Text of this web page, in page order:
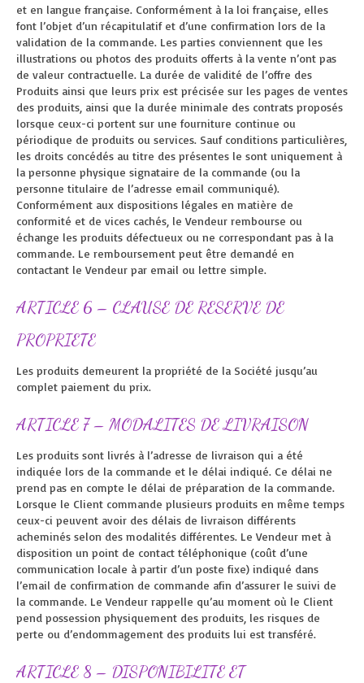
et en langue française. Conformément à la loi française, elles
font l’objet d’un récapitulatif et d’une confirmation lors de la
validation de la commande. Les parties conviennent que les
illustrations ou photos des produits offerts à la vente n’ont pas
de valeur contractuelle. La durée de validité de l’offre des
Produits ainsi que leurs prix est précisée sur les pages de ventes
des produits, ainsi que la durée minimale des contrats proposés
lorsque ceux-ci portent sur une fourniture continue ou
périodique de produits ou services. Sauf conditions particulières,
les droits concédés au titre des présentes le sont uniquement à
la personne physique signataire de la commande (ou la
personne titulaire de l’adresse email communiqué).
Conformément aux dispositions légales en matière de
conformité et de vices cachés, le Vendeur rembourse ou
échange les produits défectueux ou ne correspondant pas à la
commande. Le remboursement peut être demandé en
contactant le Vendeur par email ou lettre simple.
ARTICLE 6 – CLAUSE DE RESERVE DE
PROPRIETE
Les produits demeurent la propriété de la Société jusqu’au
complet paiement du prix.
ARTICLE 7 – MODALITES DE LIVRAISON
Les produits sont livrés à l’adresse de livraison qui a été
indiquée lors de la commande et le délai indiqué. Ce délai ne
prend pas en compte le délai de préparation de la commande.
Lorsque le Client commande plusieurs produits en même temps
ceux-ci peuvent avoir des délais de livraison différents
acheminés selon des modalités différentes. Le Vendeur met à
disposition un point de contact téléphonique (coût d’une
communication locale à partir d’un poste fixe) indiqué dans
l’email de confirmation de commande afin d’assurer le suivi de
la commande. Le Vendeur rappelle qu’au moment où le Client
pend possession physiquement des produits, les risques de
perte ou d’endommagement des produits lui est transféré.
ARTICLE 8 – DISPONIBILITE ET